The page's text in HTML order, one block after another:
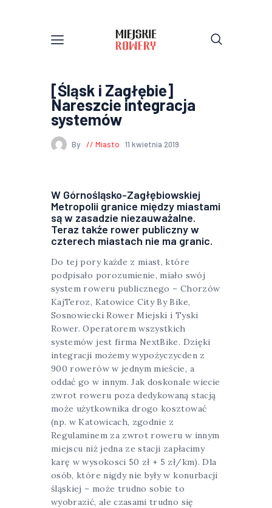
[Śląsk i Zagłębie]
Nareszcie integracja
systemów
By Miasto 11 kwietnia 2019
W Górnośląsko-Zagłębiowskiej
Metropolii granice między miastami
są w zasadzie niezauważalne.
Teraz także rower publiczny w
czterech miastach nie ma granic.
Do tej pory każde z miast, które
podpisało porozumienie, miało swój
system roweru publicznego – Chorzów
KajTeroz, Katowice City By Bike,
Sosnowiecki Rower Miejski i Tyski
Rower. Operatorem wszystkich
systemów jest firma NextBike. Dzięki
integracji możemy wypożyczycden z
900 rowerów w jednym mieście, a
oddać go w innym. Jak doskonale wiecie
zwrot roweru poza dedykowaną stacją
może użytkownika drogo kosztować
(np. w Katowicach, zgodnie z
Regulaminem za zwrot roweru w innym
miejscu niż jedna ze stacji zapłacimy
karę w wysokosci 50 zł + 5 zł/km). Dla
osób, które nigdy nie były w konurbacji
śląskiej – może trudno sobie to
wyobrazić, ale czasami trudno się